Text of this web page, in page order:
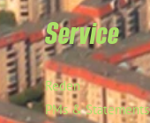
Service
Reden
PMs & Statements